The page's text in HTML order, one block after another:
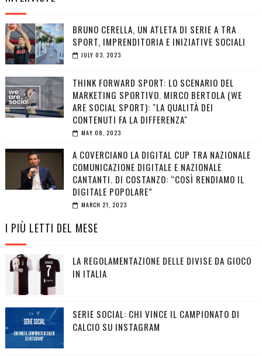
BRUNO CERELLA, UN ATLETA DI SERIE A TRA
SPORT, IMPRENDITORIA E INIZIATIVE SOCIALI
JULY 03, 2023
THINK FORWARD SPORT: LO SCENARIO DEL
MARKETING SPORTIVO. MIRCO BERTOLA (WE
ARE SOCIAL SPORT): "LA QUALITÀ DEI
CONTENUTI FA LA DIFFERENZA"
MAY 08, 2023
A COVERCIANO LA DIGITAL CUP TRA NAZIONALE
COMUNICAZIONE DIGITALE E NAZIONALE
CANTANTI. DI COSTANZO: “COSÌ RENDIAMO IL
DIGITALE POPOLARE”
MARCH 21, 2023
I PIÙ LETTI DEL MESE
LA REGOLAMENTAZIONE DELLE DIVISE DA GIOCO
IN ITALIA
SERIE SOCIAL: CHI VINCE IL CAMPIONATO DI
CALCIO SU INSTAGRAM